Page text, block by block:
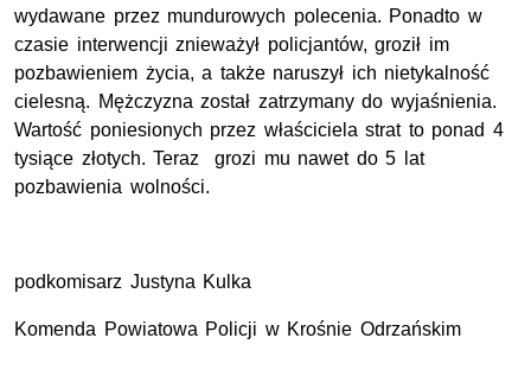
wydawane przez mundurowych polecenia. Ponadto w
czasie interwencji znieważył policjantów, groził im
pozbawieniem życia, a także naruszył ich nietykalność
cielesną. Mężczyzna został zatrzymany do wyjaśnienia.
Wartość poniesionych przez właściciela strat to ponad 4
tysiące złotych. Teraz grozi mu nawet do 5 lat
pozbawienia wolności.
podkomisarz Justyna Kulka
Komenda Powiatowa Policji w Krośnie Odrzańskim